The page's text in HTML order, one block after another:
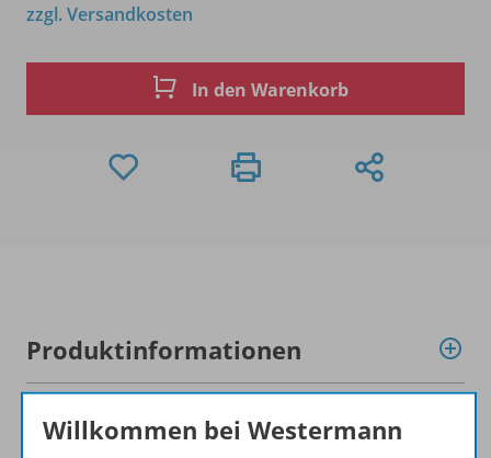
zzgl. Versandkosten
In den Warenkorb
Produktinformationen
Beschreibung
Willkommen bei Westermann